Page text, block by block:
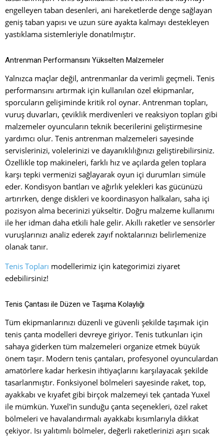
engelleyen taban desenleri, ani hareketlerde denge sağlayan
geniş taban yapısı ve uzun süre ayakta kalmayı destekleyen
yastıklama sistemleriyle donatılmıştır.
Antrenman Performansını Yükselten Malzemeler
Yalnızca maçlar değil, antrenmanlar da verimli geçmeli. Tenis
performansını artırmak için kullanılan özel ekipmanlar,
sporcuların gelişiminde kritik rol oynar. Antrenman topları,
vuruş duvarları, çeviklik merdivenleri ve reaksiyon topları gibi
malzemeler oyuncuların teknik becerilerini geliştirmesine
yardımcı olur. Tenis antrenman malzemeleri sayesinde
servislerinizi, volelerinizi ve dayanıklılığınızı geliştirebilirsiniz.
Özellikle top makineleri, farklı hız ve açılarda gelen toplara
karşı tepki vermenizi sağlayarak oyun içi durumları simüle
eder. Kondisyon bantları ve ağırlık yelekleri kas gücünüzü
artırırken, denge diskleri ve koordinasyon halkaları, saha içi
pozisyon alma becerinizi yükseltir. Doğru malzeme kullanımı
ile her idman daha etkili hale gelir. Akıllı raketler ve sensörler
vuruşlarınızı analiz ederek zayıf noktalarınızı belirlemenize
olanak tanır.
Tenis Topları modellerimiz için kategorimizi ziyaret
edebilirsiniz!
Tenis Çantası ile Düzen ve Taşıma Kolaylığı
Tüm ekipmanlarınızı düzenli ve güvenli şekilde taşımak için
tenis çanta modelleri devreye giriyor. Tenis tutkunları için
sahaya giderken tüm malzemeleri organize etmek büyük
önem taşır. Modern tenis çantaları, profesyonel oyunculardan
amatörlere kadar herkesin ihtiyaçlarını karşılayacak şekilde
tasarlanmıştır. Fonksiyonel bölmeleri sayesinde raket, top,
ayakkabı ve kıyafet gibi birçok malzemeyi tek çantada Yuxel
ile mümkün. Yuxel'in sunduğu çanta seçenekleri, özel raket
bölmeleri ve havalandırmalı ayakkabı kısımlarıyla dikkat
çekiyor. Isı yalıtımlı bölmeler, değerli raketlerinizi aşırı sıcak